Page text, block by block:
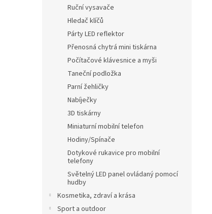
Ruční vysavače
Hledač klíčů
Párty LED reflektor
Přenosná chytrá mini tiskárna
Počítačové klávesnice a myši
Taneční podložka
Parní žehličky
Nabíječky
3D tiskárny
Miniaturní mobilní telefon
Hodiny/Spínače
Dotykové rukavice pro mobilní
telefony
Světelný LED panel ovládaný pomocí
hudby
Kosmetika, zdraví a krása
Sport a outdoor